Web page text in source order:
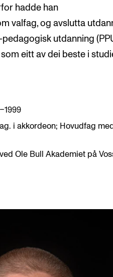
hadde han
valfag, og avslutta
utdanning
eitt av dei beste i
i akkordeon; Hovudfag
Ole Bull Akademiet på